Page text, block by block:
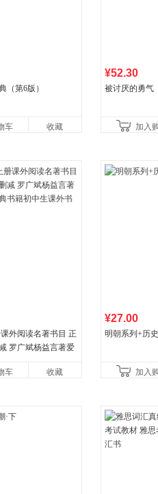
（第6版）
车 收藏
¥52.30
被讨厌的勇气
加入
外阅读名著书目 正
罗广斌杨益言著爱
车 收藏
¥27.00
明朝系列+历
加入